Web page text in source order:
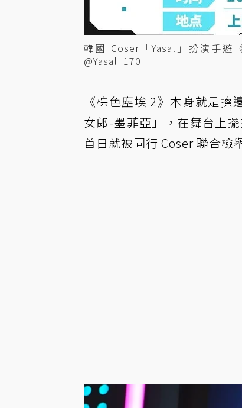
韓國 Coser「Yasal」扮演手
@Yasal_170
《棕色塵埃 2》本身就是
女郎-墨菲亞」，在舞台上
首日就被同行 Coser 聯合檢